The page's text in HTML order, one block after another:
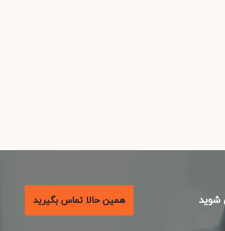
همین حالا تماس بگیرید